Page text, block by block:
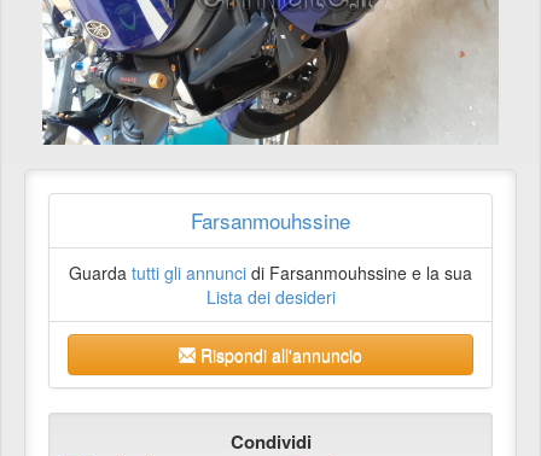
Farsanmouhssine
Guarda tutti gli annunci di Farsanmouhssine e la sua
Lista dei desideri
Rispondi all'annuncio
Condividi